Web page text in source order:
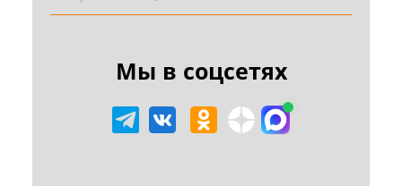
Мы в соцсетях